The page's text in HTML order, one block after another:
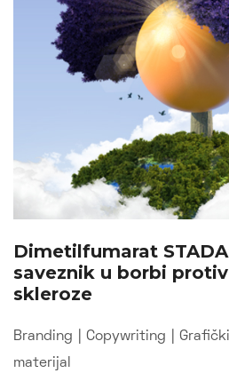
Dimetilfumarat
saveznik u borbi
skleroze
Branding Copywriting
materijal